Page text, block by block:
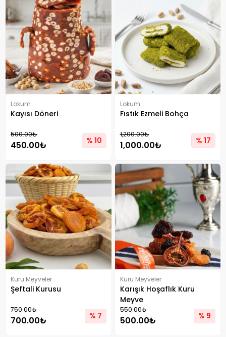
Lokum
Kayısı Döneri
500.00₺
450.00₺ % 10
Lokum
Fıstık Ezmeli Bohça
1,200.00₺
1,000.00₺ % 17
Kuru Meyveler
Şeftali Kurusu
750.00₺
700.00₺ % 7
Kuru Meyveler
Karışık Hoşaflık Kuru
Meyve
550.00₺
500.00₺ % 9